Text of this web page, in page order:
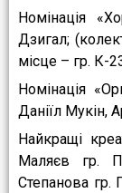
Номінація
Дзигал;
місце – гр. К-
Номінація
Даніїл Мукін,
Найкращі
Маляєв гр.
Степанова гр.